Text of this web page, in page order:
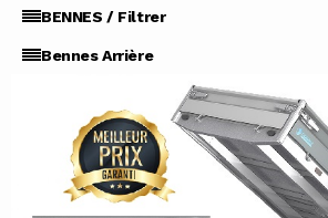
BENNES / Filtrer
Bennes Arrière